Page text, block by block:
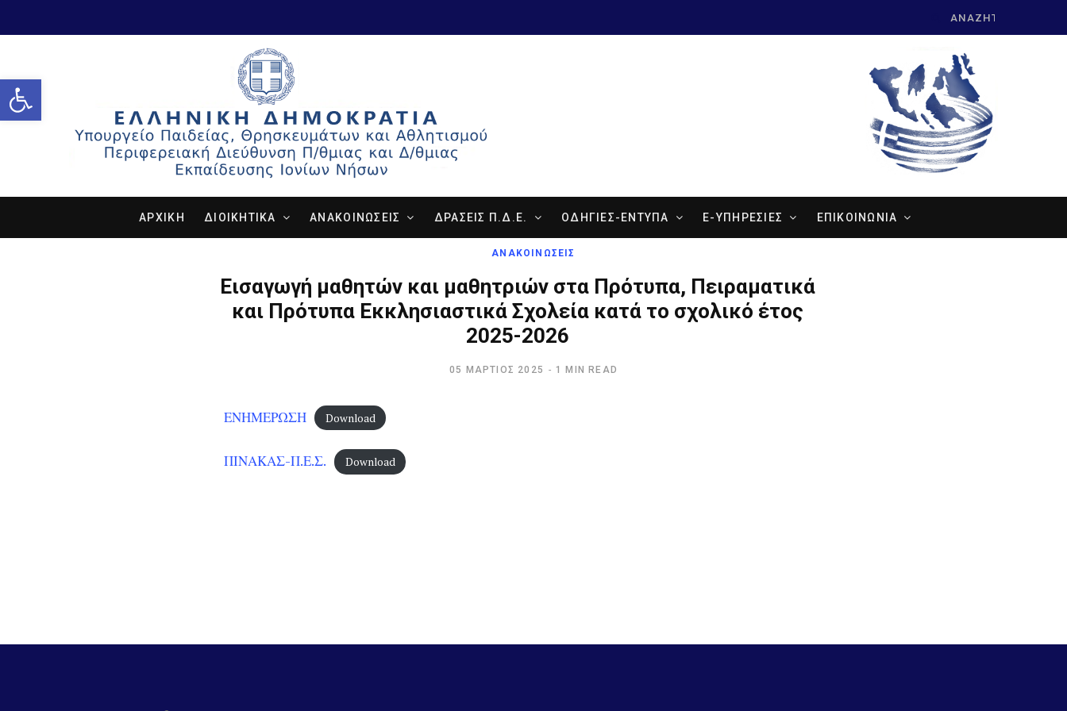
Open toolbar
Search
ΑΡΧΙΚΗ ΔΙΟΙΚΗΤΙΚΑ ΑΝΑΚΟΙΝΩΣΕΙΣ ΔΡΑΣΕΙΣ Π.Δ.Ε. ΟΔΗΓΙΕΣ-ΕΝΤΥΠΑ E-ΥΠΗΡΕΣΙΕΣ ΕΠΙΚΟΙΝΩΝΙΑ
ΑΝΑΚΟΙΝΩΣΕΙΣ
Εισαγωγή μαθητών και μαθητριών στα Πρότυπα, Πειραματικά
και Πρότυπα Εκκλησιαστικά Σχολεία κατά το σχολικό έτος
2025-2026
05 ΜΆΡΤΙΟΣ 2025 1 MIN READ
ΕΝΗΜΕΡΩΣΗ Download
ΠΙΝΑΚΑΣ-Π.Ε.Σ. Download